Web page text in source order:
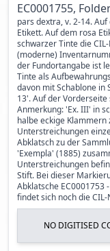
EC0001755,
pars dextra, v. 2-14.
Etikett. Auf dem rosa
schwarzer Tinte die
(moderne)
der Fundortangabe ist
Tinte als
davon mit Schablone in
13'. Auf der
Anmerkung: 'Ex. III' in
halbe eckige
Unterstreichungen
Abklatsch zu der
'Exempla' (1885)
Unterstreichungen
Stift. Bei dieser
Abklatsche EC0001753
findet sich noch die
NO DIGITISED